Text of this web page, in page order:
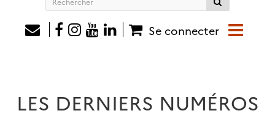
siteSe connecter
LES DERNIERS NUMÉROS